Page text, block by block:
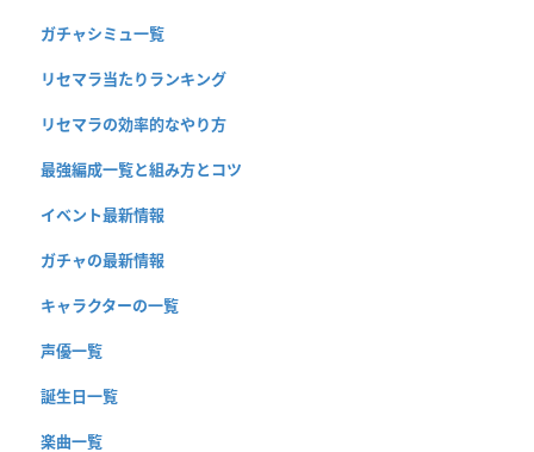
ガチャシミュ一覧
リセマラ当たりランキング
リセマラの効率的なやり方
最強編成一覧と組み方とコツ
イベント最新情報
ガチャの最新情報
キャラクターの一覧
声優一覧
誕生日一覧
楽曲一覧